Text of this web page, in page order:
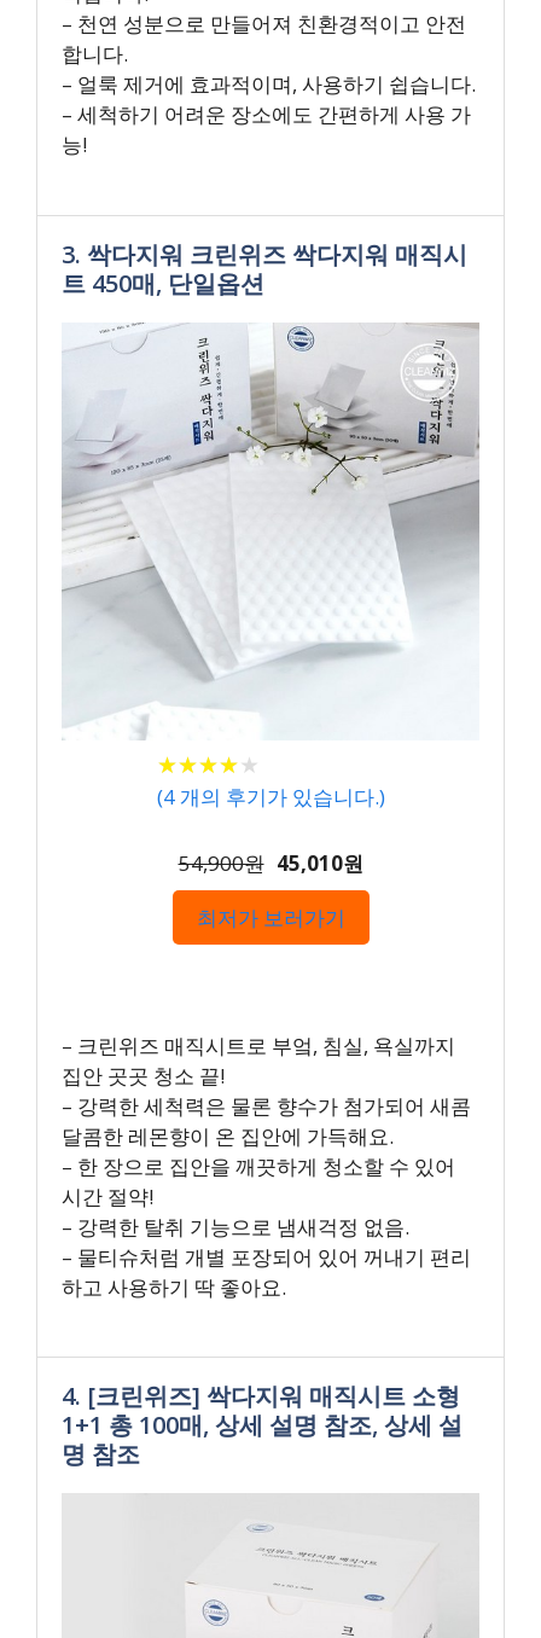
– 천연 성분으로 만들어져 친환경적이고 안전
합니다.
– 얼룩 제거에 효과적이며, 사용하기 쉽습니다.
– 세척하기 어려운 장소에도 간편하게 사용 가
능!
3. 싹다지워 크린위즈 싹다지워 매직시
트 450매, 단일옵션
★★★★★
★★★★★
(4개의 후기가 있습니다.)
54,900원 45,010원
최저가 보러가기
– 크린위즈 매직시트로 부엌, 침실, 욕실까지
집안 곳곳 청소 끝!
– 강력한 세척력은 물론 향수가 첨가되어 새콤
달콤한 레몬향이 온 집안에 가득해요.
– 한 장으로 집안을 깨끗하게 청소할 수 있어
시간 절약!
– 강력한 탈취 기능으로 냄새걱정 없음.
– 물티슈처럼 개별 포장되어 있어 꺼내기 편리
하고 사용하기 딱 좋아요.
4. [크린위즈] 싹다지워 매직시트 소형
1+1 총 100매, 상세 설명 참조, 상세 설
명 참조